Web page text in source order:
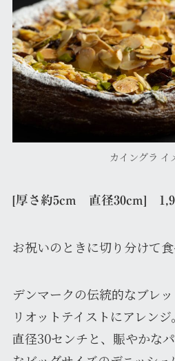
カイングラ イ
[厚さ約5cm 直径30cm]
お祝いのときに切り分けて食
デンマークの伝統的なブレ
リオットテイストにアレンジ。
直径30センチと、賑やかな